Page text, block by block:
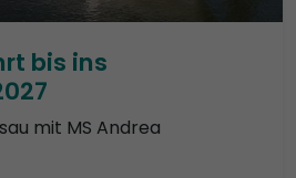
bis ins
mit MS Andrea